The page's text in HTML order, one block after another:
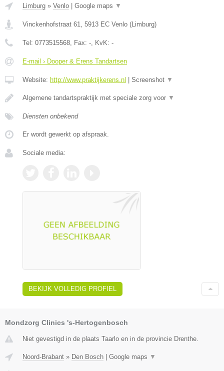
Limburg » Venlo Google maps ▼
Vinckenhofstraat 61 5913 EC Venlo ( Limburg)
Tel: 0773515568 , Fax: - , KvK: -
E-mail › Dooper & Erens Tandartsen
Website: http://www.praktijkerens.nl Screenshot ▼
Algemene tandartspraktijk met speciale zorg voor ▼
Diensten onbekend
Er wordt gewerkt op afspraak.
Sociale media:
BEKIJK VOLLEDIG PROFIEL
Mondzorg Clinics 's-Hertogenbosch
Niet gevestigd in de plaats Taarlo en in de provincie Drenthe.
Noord-Brabant » Den Bosch Google maps ▼